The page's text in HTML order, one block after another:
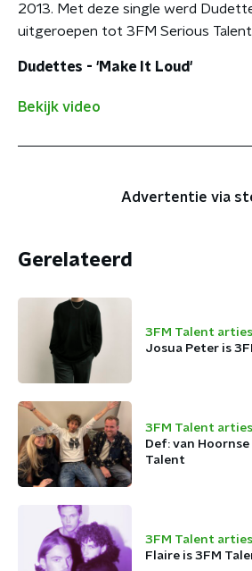
2013. Met deze single werd
uitgeroepen tot 3FM Serious
Dudettes - 'Make It Loud'
Bekijk video
Advertentie via
Gerelateerd
3FM Talent
Josua Peter is
3FM Talent
Def: van
Talent
3FM Talent
Flaire is 3FM